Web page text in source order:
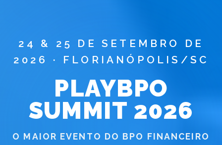
24 & 25 DE SETEMBRO DE
2026 · FLORIANÓPOLIS/SC
PLAYBPO
SUMMIT 2026
O MAIOR EVENTO DO BPO FINANCEIRO